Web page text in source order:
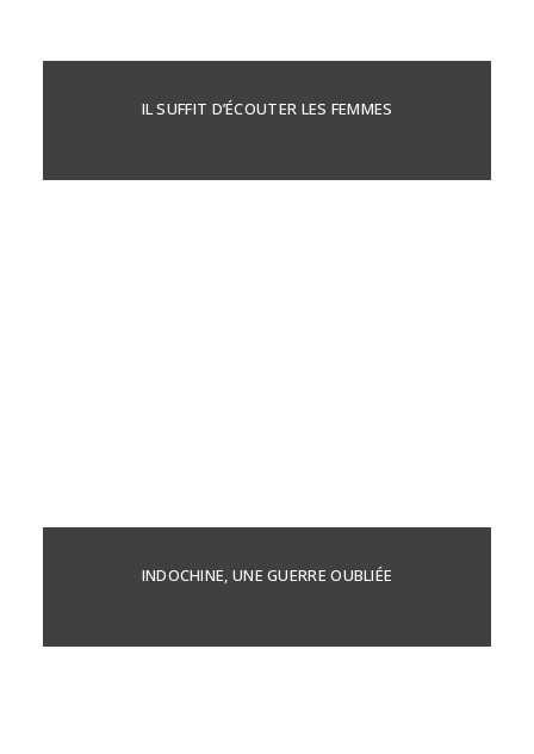
IL SUFFIT D’ÉCOUTER LES FEMMES
INDOCHINE, UNE GUERRE OUBLIÉE